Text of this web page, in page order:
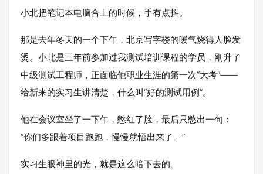
小北把笔记本电脑合上的时候，手有点抖。
那是去年冬天的一个下午，北京写字楼的暖气烧得人脸发
烫。小北是三年前参加过我测试培训课程的学员，刚升了
中级测试工程师，正面临他职业生涯的第一次“大考”——
给新来的实习生讲清楚，什么叫“好的测试用例”。
他在会议室坐了一下午，憋红了脸，最后只憋出一句：
“你们多跟着项目跑跑，慢慢就悟出来了。”
实习生眼神里的光，就是这么暗下去的。